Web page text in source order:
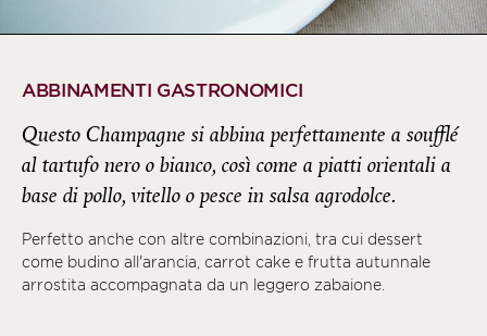
ABBINAMENTI GASTRONOMICI
Questo Champagne si abbina perfettamente a soufflé
al tartufo nero o bianco, così come a piatti orientali a
base di pollo, vitello o pesce in salsa agrodolce.
Perfetto anche con altre combinazioni, tra cui dessert
come budino all'arancia, carrot cake e frutta autunnale
arrostita accompagnata da un leggero zabaione.